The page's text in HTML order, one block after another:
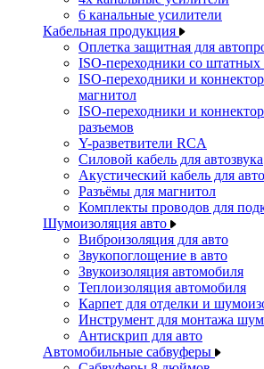
6 канальные усилители
Кабельная продукция
Оплетка защитная для
ISO-переходники со штатных
ISO-переходники и
магнитол
ISO-переходники и
разъемов
Y-разветвители RCA
Силовой кабель для автозвука
Акустический кабель для
Разъёмы для магнитол
Комплекты проводов для
Шумоизоляция авто
Виброизоляция для авто
Звукопоглощение в авто
Звукоизоляция автомобиля
Теплоизоляция автомобиля
Карпет для отделки и
Инструмент для монтажа
Антискрип для авто
Автомобильные сабвуферы